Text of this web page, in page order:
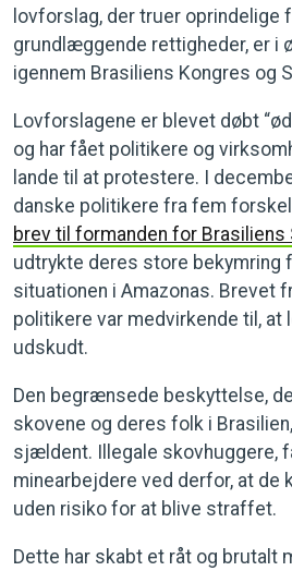
lovforslag, der truer oprindelige
grundlæggende rettigheder, er i
igennem Brasiliens Kongres og
Lovforslagene er blevet døbt
og har fået politikere og
lande til at protestere. I
danske politikere fra fem
brev til formanden for Brasiliens
udtrykte deres store bekymring
situationen i Amazonas. Brevet
politikere var medvirkende til, at
udskudt.
Den begrænsede beskyttelse,
skovene og deres folk i
sjældent. Illegale skovhuggere,
minearbejdere ved derfor, at de
uden risiko for at blive straffet.
Dette har skabt et råt og brutalt